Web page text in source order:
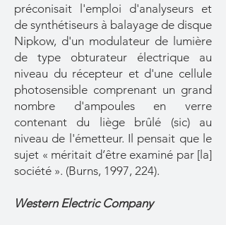
préconisait l'emploi d'analyseurs et
de synthétiseurs à balayage de disque
Nipkow, d'un modulateur de lumière
de type obturateur électrique au
niveau du récepteur et d'une cellule
photosensible comprenant un grand
nombre d'ampoules en verre
contenant du liège brûlé (sic) au
niveau de l'émetteur. Il pensait que le
sujet « méritait d’être examiné par [la]
société ». (Burns, 1997, 224).
Western Electric Company